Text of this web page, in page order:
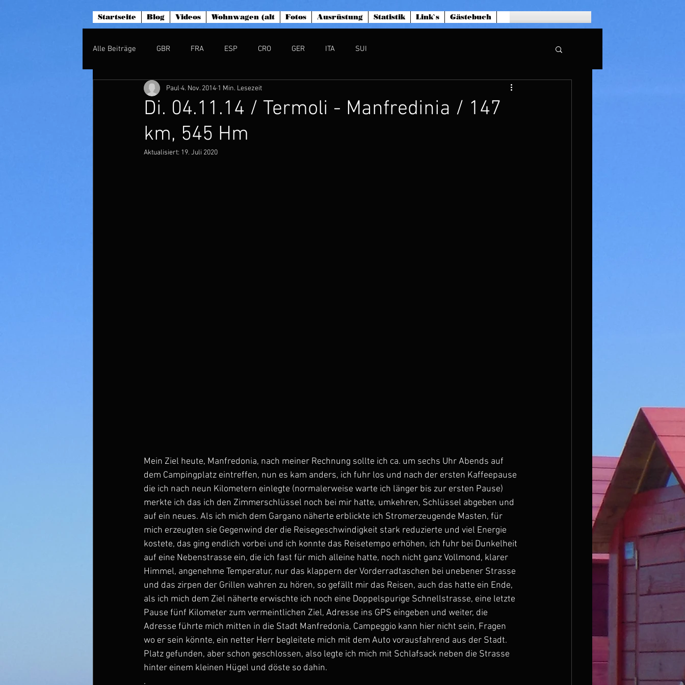
Startseite Blog Videos Wohnwagen (alt Fotos Ausrüstung Statistik Link`s Gästebuch
Alle Beiträge GBR FRA ESP CRO GER ITA SUI
Di. 04.11.14 / Termoli - Manfredinia / 147
km, 545 Hm
Paul 4. Nov. 2014 1 Min. Lesezeit
Aktualisiert: 19. Juli 2020
Mein Ziel heute, Manfredonia, nach meiner Rechnung sollte ich ca. um sechs Uhr Abends auf
dem Campingplatz eintreffen, nun es kam anders, ich fuhr los und nach der ersten Kaffeepause
die ich nach neun Kilometern einlegte (normalerweise warte ich länger bis zur ersten Pause)
merkte ich das ich den Zimmerschlüssel noch bei mir hatte, umkehren, Schlüssel abgeben und
auf ein neues. Als ich mich dem Gargano näherte erblickte ich Stromerzeugende Masten, für
mich erzeugten sie Gegenwind der die Reisegeschwindigkeit stark reduzierte und viel Energie
kostete, das ging endlich vorbei und ich konnte das Reisetempo erhöhen, ich fuhr bei Dunkelheit
auf eine Nebenstrasse ein, die ich fast für mich alleine hatte, noch nicht ganz Vollmond, klarer
Himmel, angenehme Temperatur, nur das klappern der Vorderradtaschen bei unebener Strasse
und das zirpen der Grillen wahren zu hören, so gefällt mir das Reisen, auch das hatte ein Ende,
als ich mich dem Ziel näherte erwischte ich noch eine Doppelspurige Schnellstrasse, eine letzte
Pause fünf Kilometer zum vermeintlichen Ziel, Adresse ins GPS eingeben und weiter, die
Adresse führte mich mitten in die Stadt Manfredonia, Campeggio kann hier nicht sein, Fragen
wo er sein könnte, ein netter Herr begleitete mich mit dem Auto vorausfahrend aus der Stadt.
Platz gefunden, aber schon geschlossen, also legte ich mich mit Schlafsack neben die Strasse
hinter einem kleinen Hügel und döste so dahin.
.